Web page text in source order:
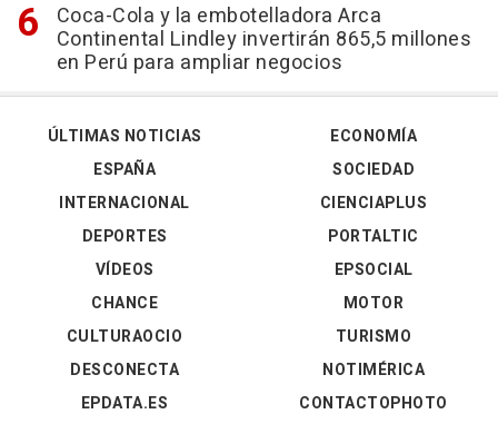
Coca-Cola y la embotelladora Arca
Continental Lindley invertirán 865,5 millones
en Perú para ampliar negocios
ÚLTIMAS NOTICIAS
ESPAÑA
INTERNACIONAL
DEPORTES
VÍDEOS
ECONOMÍA
SOCIEDAD
CIENCIAPLUS
PORTALTIC
EPSOCIAL
CHANCE
CULTURAOCIO
DESCONECTA
EPDATA.ES
MOTOR
TURISMO
NOTIMÉRICA
CONTACTOPHOTO